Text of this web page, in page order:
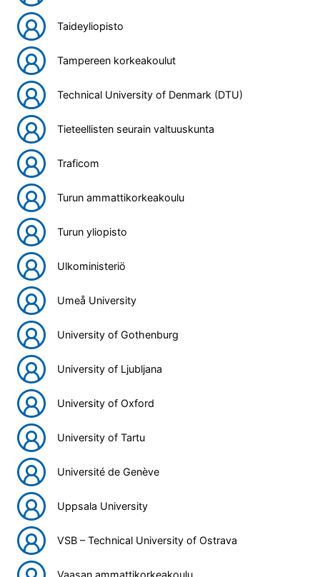
Taideyliopisto
Tampereen korkeakoulut
Technical University of Denmark (DTU)
Tieteellisten seurain valtuuskunta
Traficom
Turun ammattikorkeakoulu
Turun yliopisto
Ulkoministeriö
Umeå University
University of Gothenburg
University of Ljubljana
University of Oxford
University of Tartu
Université de Genève
Uppsala University
VSB – Technical University of Ostrava
Vaasan ammattikorkeakoulu